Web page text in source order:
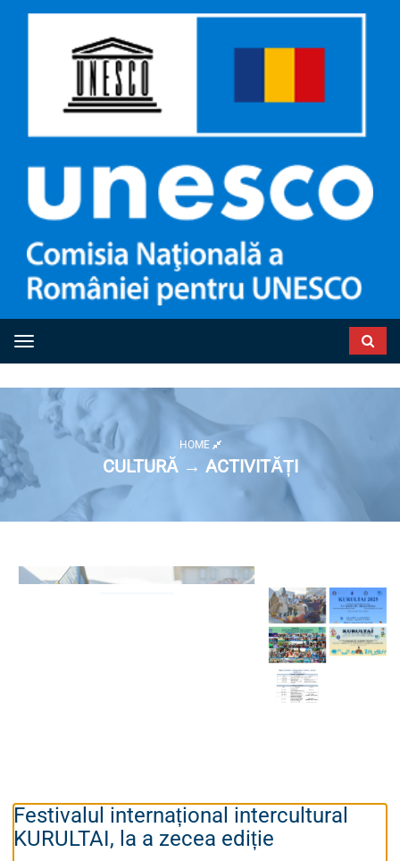
Toggle navigation
HOME
CULTURĂ → ACTIVITĂȚI
Festivalul internațional intercultural
KURULTAI, la a zecea ediție